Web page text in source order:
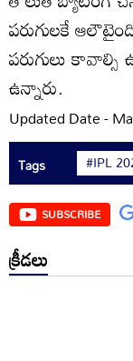
పరుగులకే
పరుగులు
ఉన్నారు.
Updated Date -
Tags #IPL
SUBSCRIBE
క్రీడలు